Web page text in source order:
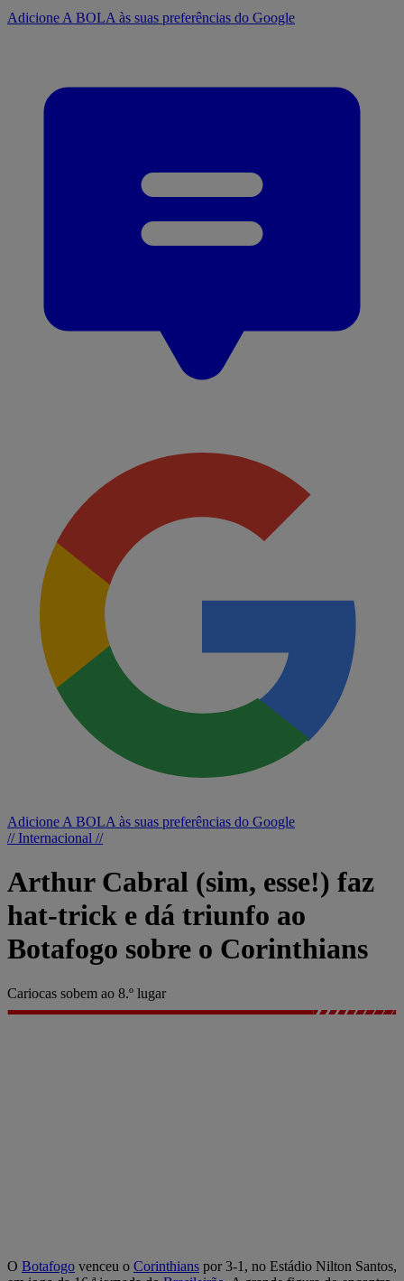
Adicione A BOLA às suas preferências do Google
Adicione A BOLA às suas preferências do Google
// Internacional //
Arthur Cabral (sim, esse!) faz
hat-trick e dá triunfo ao
Botafogo sobre o Corinthians
Cariocas sobem ao 8.º lugar
O Botafogo venceu o Corinthians por 3-1, no Estádio Nilton Santos,